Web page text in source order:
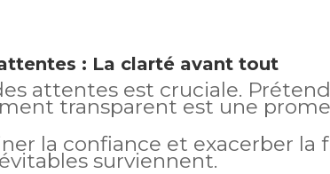
: La clarté avant tout
attentes est cruciale.
transparent est une
la confiance et exacerber la
surviennent.